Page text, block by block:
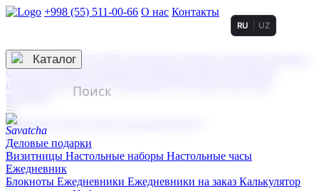
+998 (55) 511-00-66 О нас Контакты
3D гравировка
смолой (Doming)
гравировка твердая
тиснение
RU UZ
☰
Контакты
Каталог
Деловые подарки
Визитницы Настольные наборы Настольные часы
Ежедневник
Блокноты Ежедневники Ежедневники на заказ Калькулятор